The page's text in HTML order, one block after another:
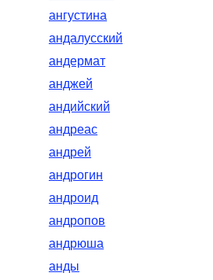
ангустина
андалусский
андермат
анджей
андийский
андреас
андрей
андрогин
андроид
андропов
андрюша
анды